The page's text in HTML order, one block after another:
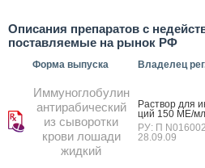
Описания препаратов с
поставляемые на рынок РФ
Форма выпуска Владелец
Иммуноглобулин
антирабический
из сыворотки
крови лошади
жидкий
Рас­твор для
ций 150 МЕ/
РУ: П
28.09.09